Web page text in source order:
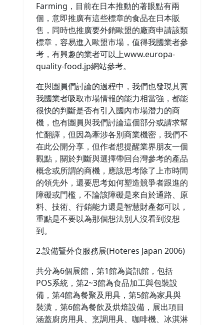
Farming，目前在日本推動的著眼點有兩
個，意即推廣有這些標章的食品在日本販
售，同時也推廣要外銷歐盟的廠商申請該類
標章，容易進入歐盟市場，值得我國業者參
考，有興趣的業者可以上www.europa-
quality-food.jp網站參考。
在與團員們討論的過程中，我們也發現其實
我國業者吸取市場情報的能力相當強，都能
很快的判斷是否有引入國內市場潛力的商
機，也有團員與我們討論這個部分或請求幫
忙翻譯，但因為牽涉各別商業機密，我們不
在此公開分享，但作者想提醒業界朋友一個
觀點，關於判斷與選擇帶回台灣參考的產品
概念或所謂的商機，應該思考除了上市時間
的領先外，還要思考如何塑造競爭者跟進的
障礙或門檻，不論該障礙是來自於通路、原
料、技術、行銷能力還是智慧財產都可以，
重點是不要以為那個想法別人沒看到沒想
到。
2.設備暨外食服務展(Hoteres Japan 2006)
共分為6個展館，第1館為資訊館，包括
POS系統，第2~3館為食品加工與包裝設
備，第4館為餐聚及用具，第5館為家具與
裝潢，第6館為餐飲及烘焙設備，展出項目
涵蓋廚房用具、烹調用具、咖啡機、冰淇淋